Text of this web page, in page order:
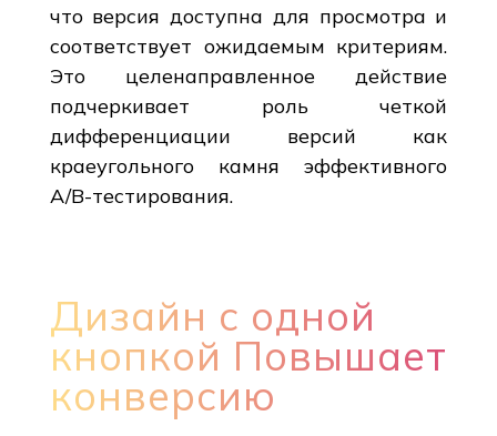
что версия доступна для просмотра и
соответствует ожидаемым критериям.
Это целенаправленное действие
подчеркивает роль четкой
дифференциации версий как
краеугольного камня эффективного
A/B-тестирования.
Дизайн с одной
кнопкой Повышает
конверсию